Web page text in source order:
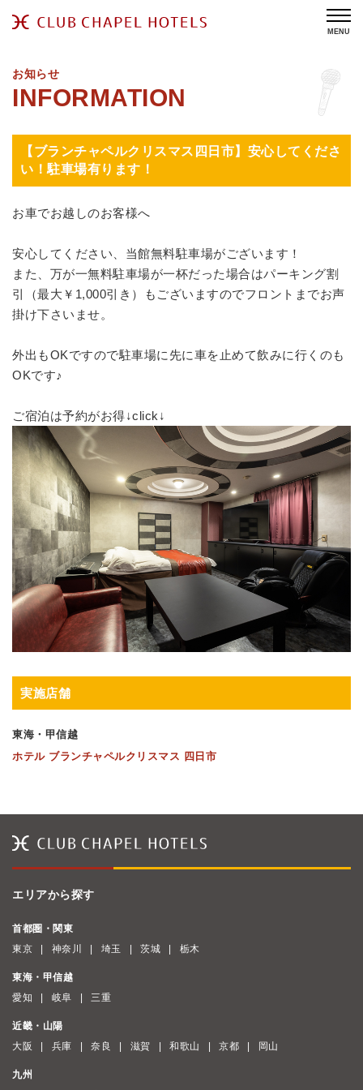
MENU
お知らせ
【ブランチャペルクリスマス四日市】安心してくださ
い！駐車場有ります！
お車でお越しのお客様へ
安心してください、当館無料駐車場がございます！
また、万が一無料駐車場が一杯だった場合はパーキング割
引（最大￥1,000引き）もございますのでフロントまでお声
掛け下さいませ。
外出もOKですので駐車場に先に車を止めて飲みに行くのも
OKです♪
ご宿泊は予約がお得↓click↓
実施店舗
東海・甲信越
ホテル ブランチャペルクリスマス 四日市
エリアから探す
首都圏・関東
東京
神奈川 埼玉 茨城 栃木
東海・甲信越
愛知
岐阜 三重
近畿・山陽
大阪
兵庫 奈良 滋賀 和歌山 京都 岡山
九州